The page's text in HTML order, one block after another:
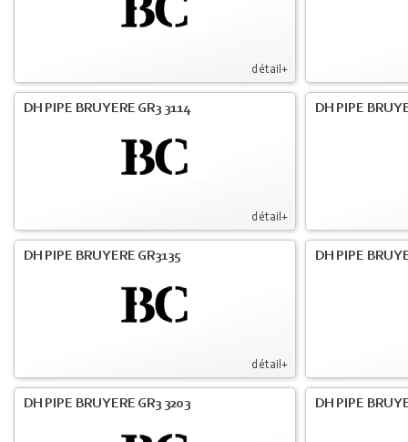
détail+
détail+
DH PIPE BRUYERE GR3 3114 DH PIPE
détail+
DH PIPE BRUYERE GR3135 DH PIPE
DH PIPE BRUYERE GR3 3203 DH PIPE